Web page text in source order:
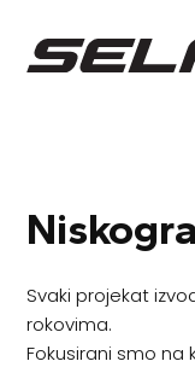
Svaki projekat
rokovima.
Fokusirani smo